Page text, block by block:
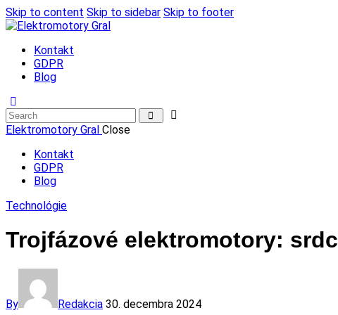
Skip to content Skip to sidebar Skip to footer
Kontakt
GDPR
Blog
Elektromotory Gral Close
Kontakt
GDPR
Blog
Technológie
Trojfázové elektromotory:
By Redakcia 30. decembra 2024